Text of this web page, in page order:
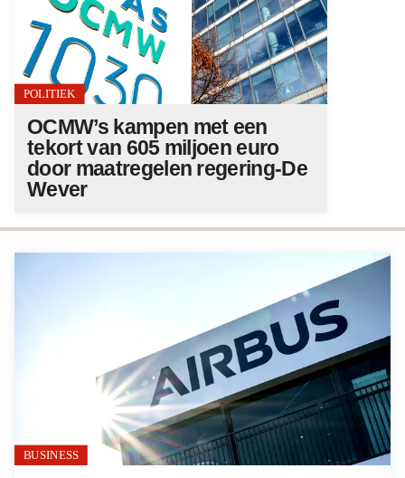
BUSINESS
POLITIEK
OCMW’s kampen met een
tekort van 605 miljoen euro
door maatregelen regering-De
Wever